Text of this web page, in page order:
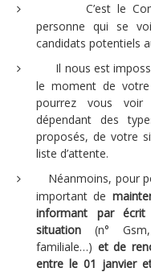
C’est le
personne qui se
candidats potentiels
Il nous est
le moment de
pourrez vous
dépendant des
proposés, de votre
liste d’attente.
Néanmoins, pour
important de
informant par
situation (n°
familiale…) et de
entre le 01 janvier